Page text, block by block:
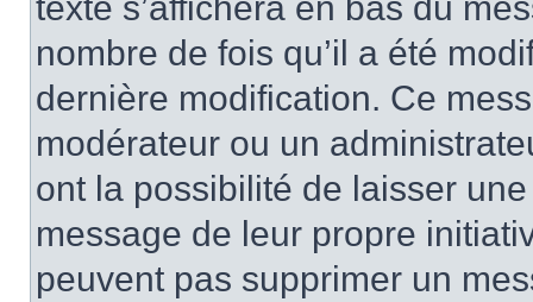
nombre de fois qu’il a été
dernière modification. Ce
modérateur ou un
ont la possibilité de laisser
message de leur propre
peuvent pas supprimer un